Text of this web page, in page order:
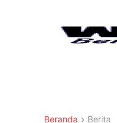
Beranda Berita